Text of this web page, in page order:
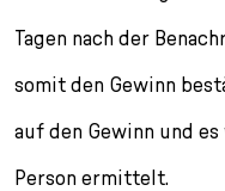
Tagen nach der
somit den Gewinn
auf den Gewinn und
Person ermittelt.